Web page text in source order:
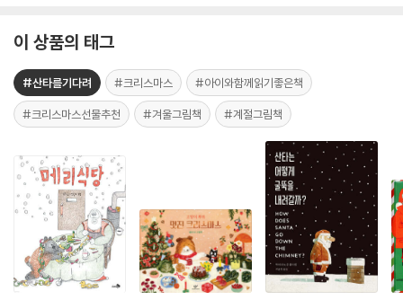
이 상품의 태그
#산타를기다려 #크리스마스 #아이와함께읽기좋은책
#크리스마스선물추천 #겨울그림책 #계절그림책